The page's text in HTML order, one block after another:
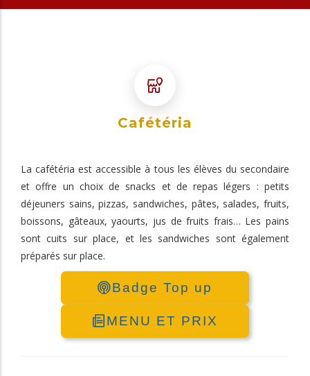
Cafétéria
La cafétéria est accessible à tous les élèves du secondaire
et offre un choix de snacks et de repas légers : petits
déjeuners sains, pizzas, sandwiches, pâtes, salades, fruits,
boissons, gâteaux, yaourts, jus de fruits frais… Les pains
sont cuits sur place, et les sandwiches sont également
préparés sur place.
Badge Top up
MENU ET PRIX